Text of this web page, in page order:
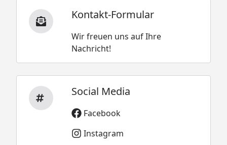
Kontakt-Formular
Wir freuen uns auf Ihre
Nachricht!
Social Media
Facebook
Instagram